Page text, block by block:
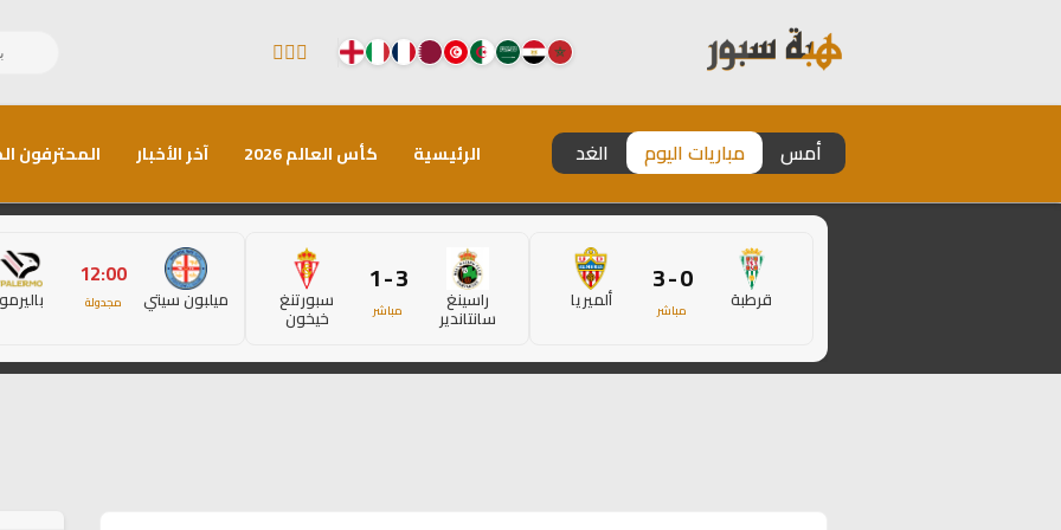
أمس مباريات اليوم الغد الرئيسية كأس العالم 2026 آخر الأخبار المحترفون
قرطبة 0 - 3
مباشر ألميريا راسينغ
سانتاندير
3 - 1
مباشر سبورتنغ
خيخون
ميلبون سيتي
12:00
مجدولة باليرمو